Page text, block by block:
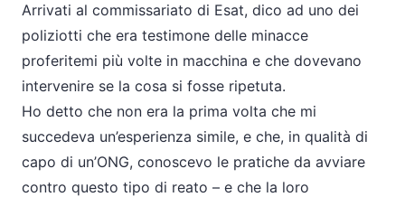
Arrivati al commissariato di Esat, dico ad uno dei
poliziotti che era testimone delle minacce
proferitemi più volte in macchina e che dovevano
intervenire se la cosa si fosse ripetuta.
Ho detto che non era la prima volta che mi
succedeva un’esperienza simile, e che, in qualità di
capo di un’ONG, conoscevo le pratiche da avviare
contro questo tipo di reato – e che la loro